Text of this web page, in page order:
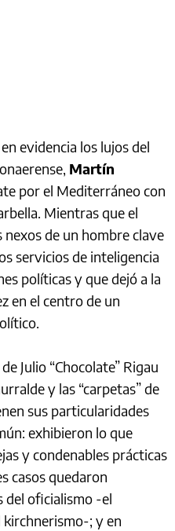
evidencia los lujos del
Martín
por el Mediterráneo con
Mientras que el
nexos de un hombre clave
servicios de inteligencia
políticas y que dejó a la
en el centro de un
Julio “Chocolate” Rigau
y las “carpetas” de
sus particularidades
exhibieron lo que
y condenables prácticas
casos quedaron
del oficialismo -el
kirchnerismo-; y en